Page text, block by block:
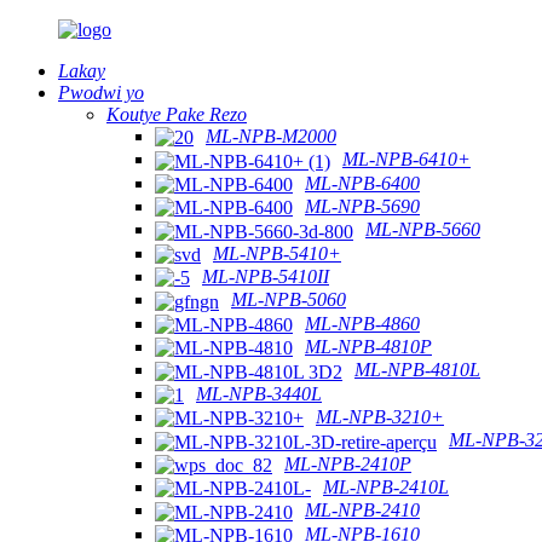
Lakay
Pwodwi yo
Koutye Pake Rezo
ML-NPB-M2000
ML-NPB-6410+
ML-NPB-6400
ML-NPB-5690
ML-NPB-5660
ML-NPB-5410+
ML-NPB-5410II
ML-NPB-5060
ML-NPB-4860
ML-NPB-4810P
ML-NPB-4810L
ML-NPB-3440L
ML-NPB-3210+
ML-NPB-
ML-NPB-2410P
ML-NPB-2410L
ML-NPB-2410
ML-NPB-1610